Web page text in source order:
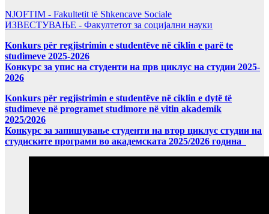
NJOFTIM - Fakultetit të Shkencave Sociale
ИЗВЕСТУВАЊЕ - Факултетот за социјални науки
Konkurs për regjistrimin e studentëve në ciklin e parë te
studimeve 2025-2026
Конкурс за упис на студенти на прв циклус на студии 2025-
2026
Konkurs për regjistrimin e studentëve në ciklin e dytë të
studimeve në programet studimore në vitin akademik
2025/2026
Конкурс за запишување студенти на втор циклус студии на
студиските програми во академската 2025/2026 година